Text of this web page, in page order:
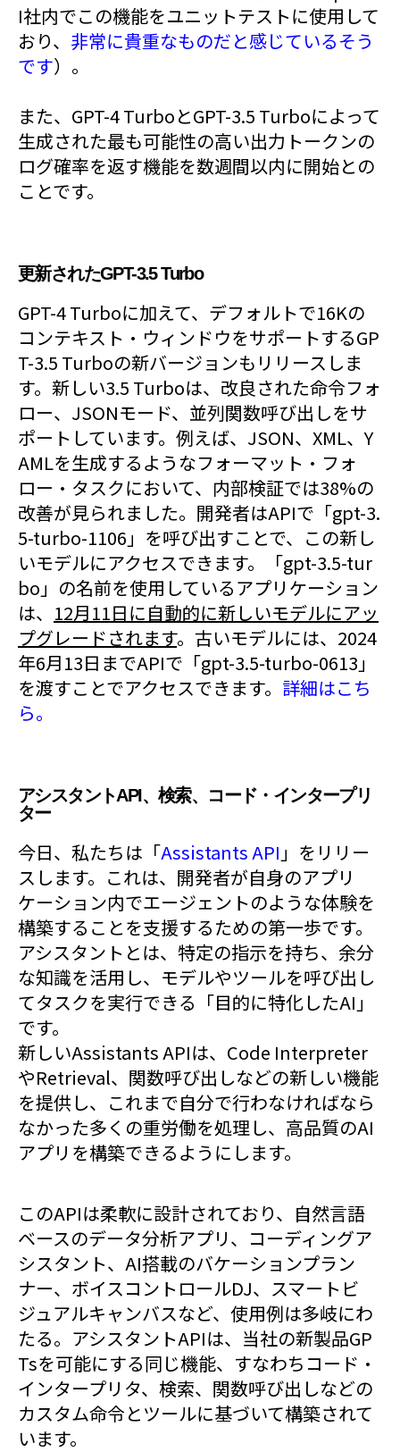
I社内でこの機能をユニットテストに使用して
おり、 非常に貴重なものだと感じているそう
です）。
また、GPT-4 TurboとGPT-3.5 Turboによって
生成された最も可能性の高い出力トークンの
ログ確率を返す機能を数週間以内に開始との
ことです。
更新されたGPT-3.5 Turbo
GPT-4 Turboに加えて、デフォルトで16Kの
コンテキスト・ウィンドウをサポートするGP
T-3.5 Turboの新バージョンもリリースしま
す。新しい3.5 Turboは、改良された命令フォ
ロー、JSONモード、並列関数呼び出しをサ
ポートしています。例えば、JSON、XML、Y
AMLを生成するようなフォーマット・フォ
ロー・タスクにおいて、内部検証では38%の
改善が見られました。開発者はAPIで「gpt-3.
5-turbo-1106」を呼び出すことで、この新し
いモデルにアクセスできます。「gpt-3.5-tur
bo」の名前を使用しているアプリケーション
は、 12月11日に自動的に新しいモデルにアッ
プグレードされます。古いモデルには、2024
年6月13日までAPIで「gpt-3.5-turbo-0613」
を渡すことでアクセスできます。 詳細はこち
ら。
アシスタントAPI、検索、コード・インタープリ
ター
今日、私たちは「Assistants API 」をリリー
スします。これは、開発者が自身のアプリ
ケーション内でエージェントのような体験を
構築することを支援するための第一歩です。
アシスタントとは、特定の指示を持ち、余分
な知識を活用し、モデルやツールを呼び出し
てタスクを実行できる「目的に特化したAI」
です。
新しいAssistants APIは、Code Interpreter
やRetrieval、関数呼び出しなどの新しい機能
を提供し、これまで自分で行わなければなら
なかった多くの重労働を処理し、高品質のAI
アプリを構築できるようにします。
このAPIは柔軟に設計されており、自然言語
ベースのデータ分析アプリ、コーディングア
シスタント、AI搭載のバケーションプラン
ナー、ボイスコントロールDJ、スマートビ
ジュアルキャンバスなど、使用例は多岐にわ
たる。アシスタントAPIは、当社の新製品GP
Tsを可能にする同じ機能、すなわちコード・
インタープリタ、検索、関数呼び出しなどの
カスタム命令とツールに基づいて構築されて
います。